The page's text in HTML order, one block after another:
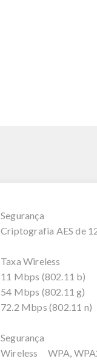
Segurança
Criptografia AES de
Taxa Wireless
11 Mbps (802.11 b)
54 Mbps (802.11 g)
72.2 Mbps (802.11 n)
Segurança
Wireless WPA,